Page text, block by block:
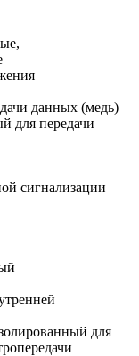
данных (медь)
для передачи
сигнализации
для